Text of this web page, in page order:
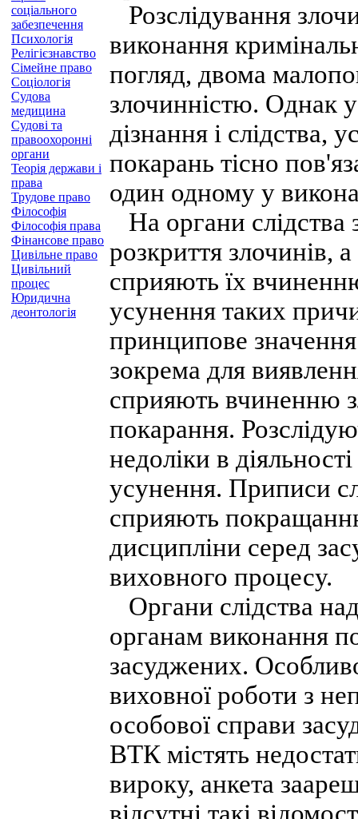
соціального
забезпечення
Психологія
Релігієзнавство
Сімейне право
Соціологія
Судова
медицина
Судові та
правоохоронні
органи
Теорія держави і
права
Трудове право
Філософія
Філософія права
Фінансове право
Цивільне право
Цивільний
процес
Юридична
деонтологія
Розслідування
виконання
погляд, двома
злочинністю. Однак
дізнання і слідства,
покарань тісно
один одному у
На органи слідства
розкриття злочинів,
сприяють їх
усунення таких
принципове
зокрема для
сприяють вчиненню
покарання.
недоліки в
усунення. Приписи
сприяють
дисципліни серед
виховного процесу.
Органи слідства
органам виконання
засуджених.
виховної роботи з
особової справи
ВТК містять
вироку, анкета